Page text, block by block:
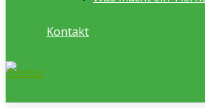
Kontakt